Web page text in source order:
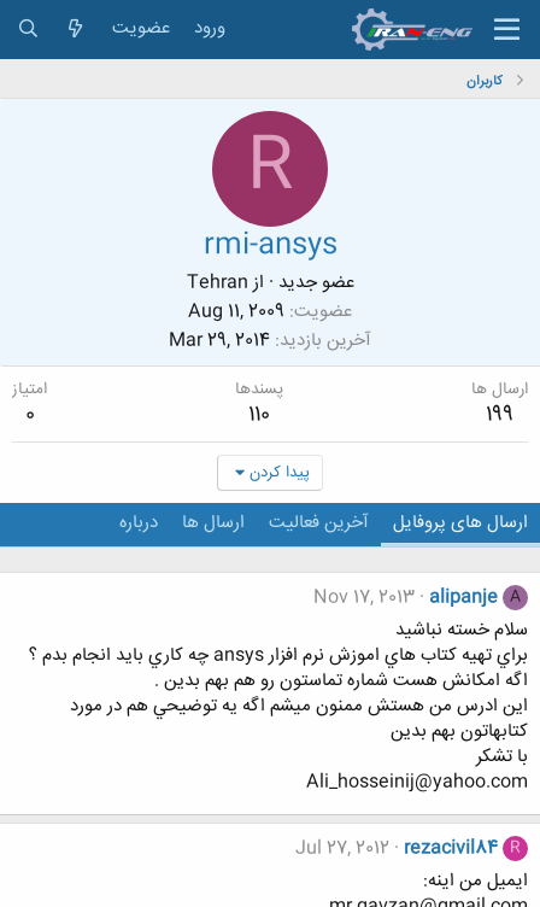
ورود عضویت
کاربران
R
rmi-ansys
عضو جدید · ازTehran
عضویت Aug 11, 2009
آخرین بازدید Mar 29, 2014
ارسال ها
199
پسندها
110
امتیاز
0
پیدا کردن
ارسال های پروفایل آخرین فعالیت ارسال ها درباره
A
alipanje
Nov 17, 2013
سلام خسته نباشيد
براي تهيه كتاب هاي اموزش نرم افزار ansys چه كاري بايد انجام بدم ؟
اگه امكانش هست شماره تماستون رو هم بهم بدين .
اين ادرس من هستش ممنون ميشم اگه يه توضيحي هم در مورد
كتابهاتون بهم بدين
با تشكر
Ali_hosseinij@yahoo.com
R
rezacivil84
Jul 27, 2012
ایمیل من اینه: